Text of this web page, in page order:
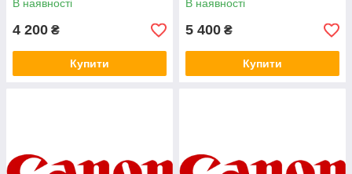
В наявності
4 200 ₴
Купити
В наявності
5 400 ₴
Купити